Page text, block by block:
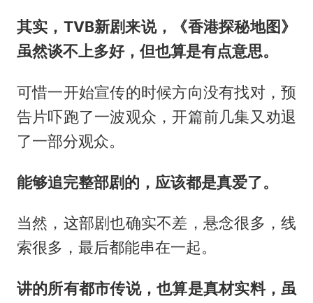
其实，TVB新剧来说，《香港探秘地图》
虽然谈不上多好，但也算是有点意思。
可惜一开始宣传的时候方向没有找对，预
告片吓跑了一波观众，开篇前几集又劝退
了一部分观众。
能够追完整部剧的，应该都是真爱了。
当然，这部剧也确实不差，悬念很多，线
索很多，最后都能串在一起。
讲的所有都市传说，也算是真材实料，虽